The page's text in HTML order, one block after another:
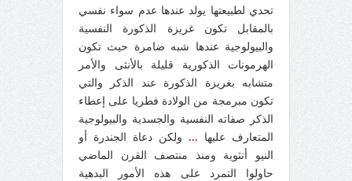
تحدي لطبيعتها يولد عندها عدم سواء نفسي
بالمقابل تكون غريزة الذكورة النفسية
والبيولوجية عندها شبه ضامرة حيث تكون
الهرمونات الذكورية قليلة بالأنثى والأمر
متشابه بغريزة الذكورة عند الذكر والتي
تكون مبرمجة من الولادة فطريا على إعطاء
الذكر صفاته النفسية والجسدية والبيولوجية
المتعارف عليها ... ولكن دعاة الجندرة أو
النيو أنثوية ومنذ منتصف القرن الماضي
حاولوا التمرد على هذه الأمور البدهية